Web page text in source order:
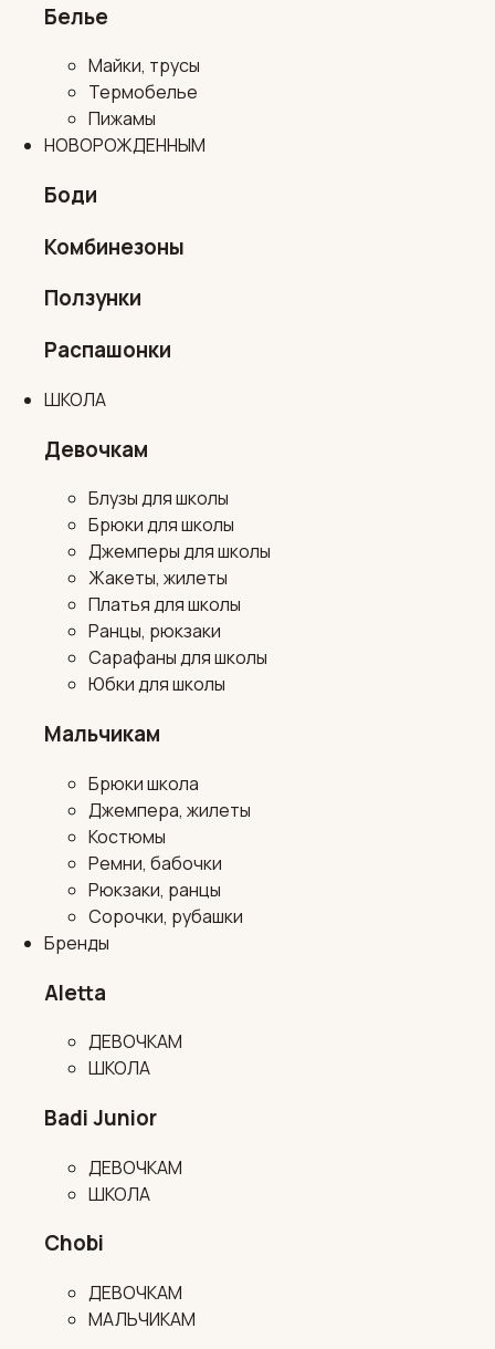
Белье
Майки, трусы
Термобелье
Пижамы
НОВОРОЖДЕННЫМ
Боди
Комбинезоны
Ползунки
Распашонки
ШКОЛА
Девочкам
Блузы для школы
Брюки для школы
Джемперы для школы
Жакеты, жилеты
Платья для школы
Ранцы, рюкзаки
Сарафаны для школы
Юбки для школы
Мальчикам
Брюки школа
Джемпера, жилеты
Костюмы
Ремни, бабочки
Рюкзаки, ранцы
Сорочки, рубашки
Бренды
Aletta
ДЕВОЧКАМ
ШКОЛА
Badi Junior
ДЕВОЧКАМ
ШКОЛА
Chobi
ДЕВОЧКАМ
МАЛЬЧИКАМ